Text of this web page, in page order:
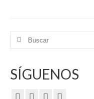
Buscar
SÍGUENOS